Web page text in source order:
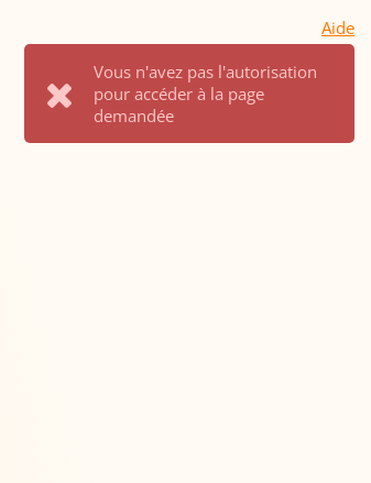
Aide
Vous n'avez pas l'autorisation
pour accéder à la page
demandée